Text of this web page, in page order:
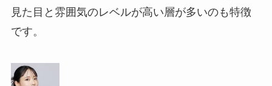
見た目と雰囲気のレベルが高い層が多いのも特徴
です。